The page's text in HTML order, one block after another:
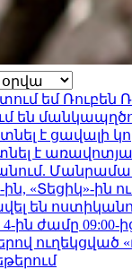
եմ Ռուբեն
են
է ցավալի
է
«Տեցիկ»-ին
են
ին ժամը 09:00-